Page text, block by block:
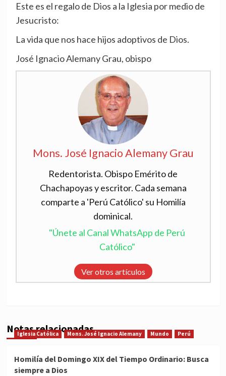
Este es el regalo de Dios a la Iglesia por medio de
Jesucristo:
La vida que nos hace hijos adoptivos de Dios.
José Ignacio Alemany Grau, obispo
Mons. José Ignacio Alemany Grau
Redentorista. Obispo Emérito de
Chachapoyas y escritor. Cada semana
comparte a 'Perú Católico' su Homilía
dominical.
"Únete al Canal WhatsApp de Perú
Católico"
Ver otros artículos
Notas relacionadas
Iglesia Católica Mons. José Ignacio Alemany Mundo Perú
Homilía del Domingo XIX del Tiempo Ordinario: Busca
siempre a Dios